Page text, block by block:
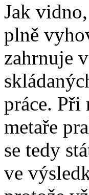
Jak
plně
zahrnuje
práce. Při
metaře
se tedy
ve